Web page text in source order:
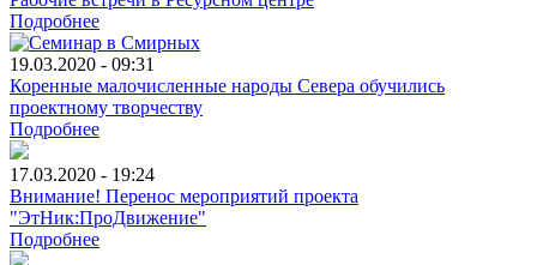
Подробнее
19.03.2020 - 09:31
Коренные малочисленные народы Севера обучились
проектному творчеству
Подробнее
17.03.2020 - 19:24
Внимание! Перенос мероприятий проекта
"ЭтНик:ПроДвижение"
Подробнее